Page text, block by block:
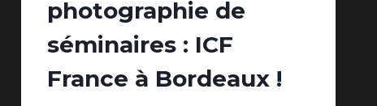
photographie de
séminaires : ICF
France à Bordeaux !